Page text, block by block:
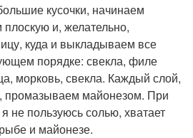
кусочки, начинаем
и, желательно,
куда и выкладываем все
порядке: свекла, филе
морковь, свекла. Каждый слой,
промазываем майонезом. При
не пользуюсь солью, хватает
и майонезе.